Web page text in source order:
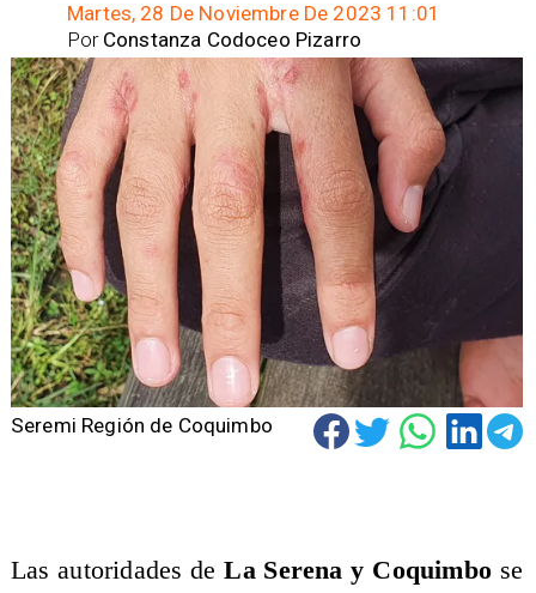
Martes, 28 De Noviembre De 2023 11:01
Constanza Codoceo Pizarro
Por
Seremi Región de Coquimbo
Las autoridades deLa Serena y Coquimbose